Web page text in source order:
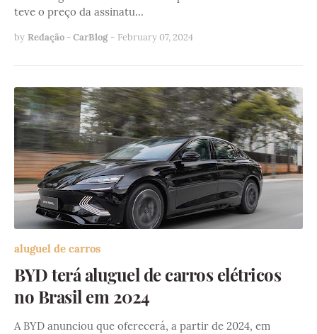
teve o preço da assinatu…
by Redação - CarBlog - February 07, 2024
aluguel de carros
BYD terá aluguel de carros elétricos
no Brasil em 2024
A BYD anunciou que oferecerá, a partir de 2024, em